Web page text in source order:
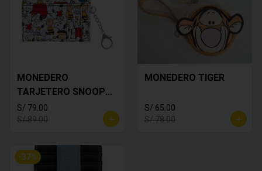
MONEDERO
TARJETERO SNOOPY
BLANCO
S/ 79.00
S/ 89.00
MONEDERO TIGER
S/ 65.00
S/ 78.00
-37%